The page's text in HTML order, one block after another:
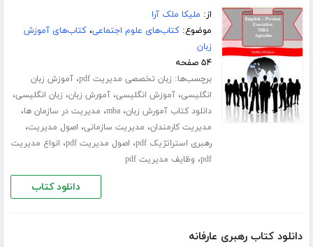
از: ملیکا ملک آرا
موضوع:کتاب‌های علوم اجتماعی،کتاب‌های آموزش
زبان
۵۴ صفحه
برچسب‌ها: زبان تخصصی مدیریت pdf ،آموزش زبان
انگلیسی،آموزش انگلیسی،آمورش زبان، زبان انگلیسی،
دانلود کتاب آمورش زبان،mba، مدیریت در سازمان ها،
مدیریت کارمندان، مدیریت سازمانی، اصول مدیریت،
رهبری استراتژیک pdf ، اصول مدیریت pdf ، انواع مدیریت
pdf، وظایف مدیریت pdf
دانلود کتاب
دانلود کتاب رهبری عارفانه